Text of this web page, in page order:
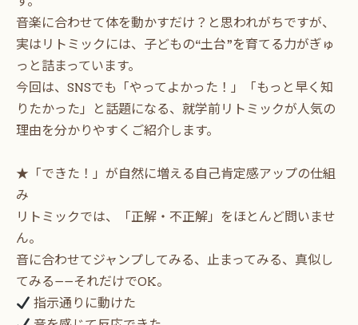
音楽に合わせて体を動かすだけ？と思われがちですが、
実はリトミックには、子どもの“土台”を育てる力がぎゅ
っと詰まっています。
今回は、SNSでも「やってよかった！」「もっと早く知
りたかった」と話題になる、就学前リトミックが人気の
理由を分かりやすくご紹介します。
★「できた！」が自然に増える自己肯定感アップの仕組
み
リトミックでは、「正解・不正解」をほとんど問いませ
ん。
音に合わせてジャンプしてみる、止まってみる、真似し
てみる——それだけでOK。
指示通りに動けた